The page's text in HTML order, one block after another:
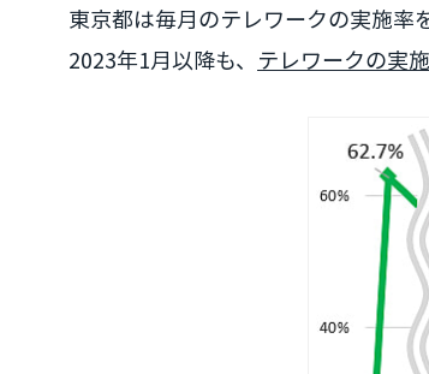
東京都は毎月のテレワークの実施率
2023年1月以降も、 テレワークの実